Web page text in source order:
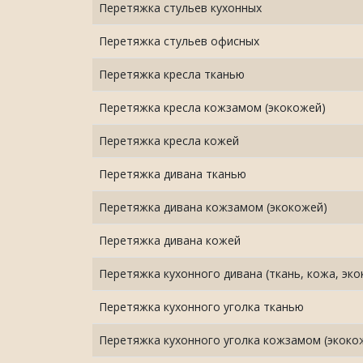
Перетяжка стульев кухонных
Перетяжка стульев офисных
Перетяжка кресла тканью
Перетяжка кресла кожзамом (экокожей)
Перетяжка кресла кожей
Перетяжка дивана тканью
Перетяжка дивана кожзамом (экокожей)
Перетяжка дивана кожей
Перетяжка кухонного дивана (ткань, кожа,
Перетяжка кухонного уголка тканью
Перетяжка кухонного уголка кожзамом